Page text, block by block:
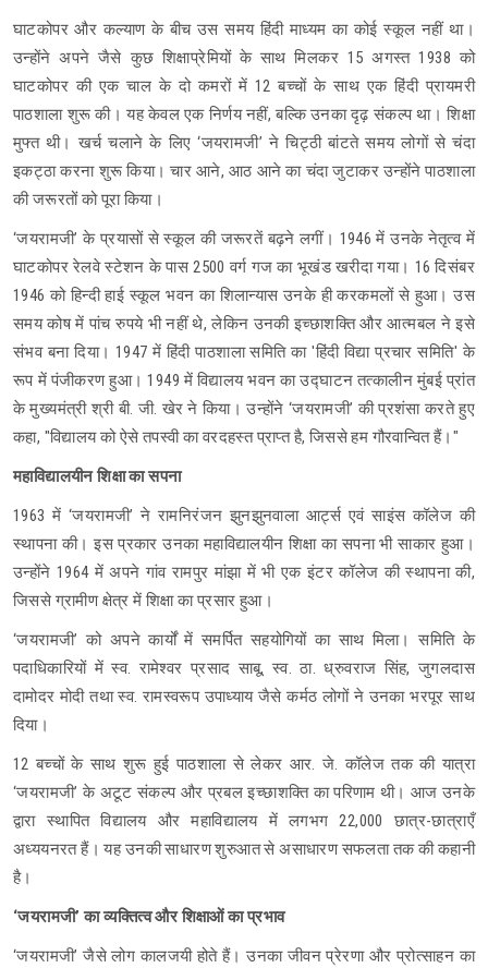
घाटकोपर और कल्याण के बीच उस समय हिंदी माध्यम का कोई स्कूल नहीं था।
उन्होंने अपने जैसे कुछ शिक्षाप्रेमियों के साथ मिलकर 15 अगस्त 1938 को
घाटकोपर की एक चाल के दो कमरों में 12 बच्चों के साथ एक हिंदी प्रायमरी
पाठशाला शुरू की। यह केवल एक निर्णय नहीं, बल्कि उनका दृढ़ संकल्प था। शिक्षा
मुफ्त थी। खर्च चलाने के लिए ‘जयरामजी’ ने चिट्ठी बांटते समय लोगों से चंदा
इकट्ठा करना शुरू किया। चार आने, आठ आने का चंदा जुटाकर उन्होंने पाठशाला
की जरूरतों को पूरा किया।
‘जयरामजी’ के प्रयासों से स्कूल की जरूरतें बढ़ने लगीं। 1946 में उनके नेतृत्व में
घाटकोपर रेलवे स्टेशन के पास 2500 वर्ग गज का भूखंड खरीदा गया। 16 दिसंबर
1946 को हिन्दी हाई स्कूल भवन का शिलान्यास उनके ही करकमलों से हुआ। उस
समय कोष में पांच रुपये भी नहीं थे, लेकिन उनकी इच्छाशक्ति और आत्मबल ने इसे
संभव बना दिया। 1947 में हिंदी पाठशाला समिति का 'हिंदी विद्या प्रचार समिति' के
रूप में पंजीकरण हुआ। 1949 में विद्यालय भवन का उद्घाटन तत्कालीन मुंबई प्रांत
के मुख्यमंत्री श्री बी. जी. खेर ने किया। उन्होंने ‘जयरामजी’ की प्रशंसा करते हुए
कहा, "विद्यालय को ऐसे तपस्वी का वरदहस्त प्राप्त है, जिससे हम गौरवान्वित हैं।"
महाविद्यालयीन शिक्षा का सपना
1963 में ‘जयरामजी’ ने रामनिरंजन झुनझुनवाला आर्ट्स एवं साइंस कॉलेज की
स्थापना की। इस प्रकार उनका महाविद्यालयीन शिक्षा का सपना भी साकार हुआ।
उन्होंने 1964 में अपने गांव रामपुर मांझा में भी एक इंटर कॉलेज की स्थापना की,
जिससे ग्रामीण क्षेत्र में शिक्षा का प्रसार हुआ।
‘जयरामजी’ को अपने कार्यों में समर्पित सहयोगियों का साथ मिला। समिति के
पदाधिकारियों में स्व. रामेश्वर प्रसाद साबू, स्व. ठा. ध्रुवराज सिंह, जुगलदास
दामोदर मोदी तथा स्व. रामस्वरूप उपाध्याय जैसे कर्मठ लोगों ने उनका भरपूर साथ
दिया।
12 बच्चों के साथ शुरू हुई पाठशाला से लेकर आर. जे. कॉलेज तक की यात्रा
‘जयरामजी’ के अटूट संकल्प और प्रबल इच्छाशक्ति का परिणाम थी। आज उनके
द्वारा स्थापित विद्यालय और महाविद्यालय में लगभग 22,000 छात्र-छात्राएँ
अध्ययनरत हैं। यह उनकी साधारण शुरुआत से असाधारण सफलता तक की कहानी
है।
‘जयरामजी’ का व्यक्तित्व और शिक्षाओं का प्रभाव
‘जयरामजी’ जैसे लोग कालजयी होते हैं। उनका जीवन प्रेरणा और प्रोत्साहन का